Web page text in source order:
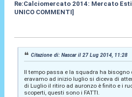
Re:Calciomercato 2014: Mercato
UNICO COMMENTI]
Citazione di: Nascar il 27 Lug 2014, 11:28
Il tempo passa e la squadra ha bisogno
eravamo ad inizio luglio si diceva di
di Luglio il ritiro ad auronzo è finito e i
scoperti, questi sono i FATTI.